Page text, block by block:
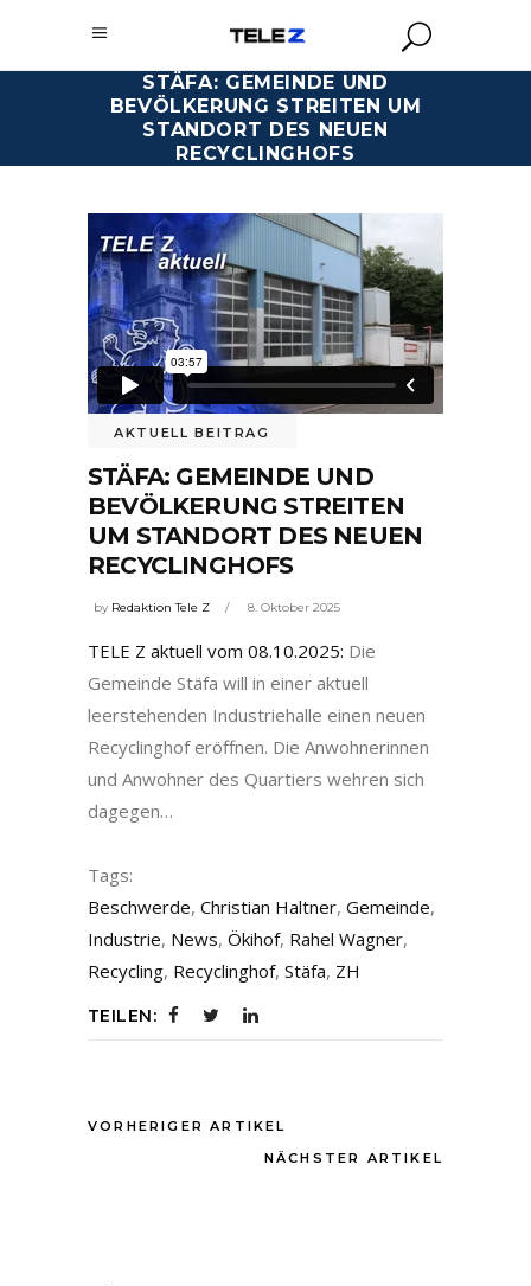
STÄFA: GEMEINDE UND
BEVÖLKERUNG STREITEN UM
STANDORT DES NEUEN
RECYCLINGHOFS
AKTUELL BEITRAG
STÄFA: GEMEINDE UND
BEVÖLKERUNG STREITEN
UM STANDORT DES NEUEN
RECYCLINGHOFS
by Redaktion Tele Z 8. Oktober 2025
TELE Z aktuell vom 08.10.2025: Die
Gemeinde Stäfa will in einer aktuell
leerstehenden Industriehalle einen neuen
Recyclinghof eröffnen. Die Anwohnerinnen
und Anwohner des Quartiers wehren sich
dagegen…
Tags:
Beschwerde, Christian Haltner, Gemeinde,
Industrie, News, Ökihof, Rahel Wagner,
Recycling, Recyclinghof, Stäfa, ZH
TEILEN:
VORHERIGER ARTIKEL
NÄCHSTER ARTIKEL